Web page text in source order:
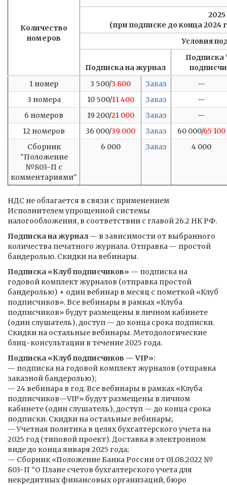
Количество
номеров
2025
(при подписке до конца 2024
Условия
Подписка на журнал
Подписка
1 номер
3 500/3 800 Заказ
—
3 номера
10 500/11 400 Заказ
—
6 номеров
19 200/21 000 Заказ
—
12 номеров
36 000/39 000 Заказ 60 000/65 100
Сборник
"Положение
№803-П с
комментариями"
6 000 Заказ 4 000
НДС не облагается в связи с применением
Исполнителем упрощенной системы
налогообложения, в соответствии с главой 26.2 НК РФ.
Подписка на журнал — в зависимости от выбранного
количества печатного журнала. Отправка ­— простой
бандеролью. Скидки на вебинары.
Подписка «Клуб подписчиков» — подписка на
годовой комплект журналов (отправка простой
бандеролью) + один вебинар в месяц с пометкой «Клуб
подписчиков». Все вебинары в рамках «Клуба
подписчиков» будут размещены в личном кабинете
(один слушатель), доступ — до конца срока подписки.
Скидки на остальные вебинары. Методологические
блиц-консультации в течение 2025 года.
Подписка «Клуб подписчиков — VIP»:
— подписка на годовой комплект журналов (отправка
заказной бандеролью);
— 24 вебинара в год. Все вебинары в рамках «Клуба
подписчиков—VIP» будут размещены в личном
кабинете (один слушатель), доступ — до конца срока
подписки. Скидки на остальные вебинары;
— Учетная политика в целях бухгалтерского учета на
2025 год (типовой проект). Доставка в электронном
виде до конца января 2025 года;
— Сборник «Положение Банка России от 01.08.2022 №
803-П “О Плане счетов бухгалтерского учета для
некредитных финансовых организаций, бюро